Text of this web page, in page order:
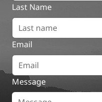
Last Name
Email
Message